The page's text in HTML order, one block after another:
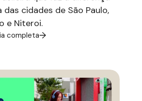
das cidades de São Paulo,
e Niteroi.
completa